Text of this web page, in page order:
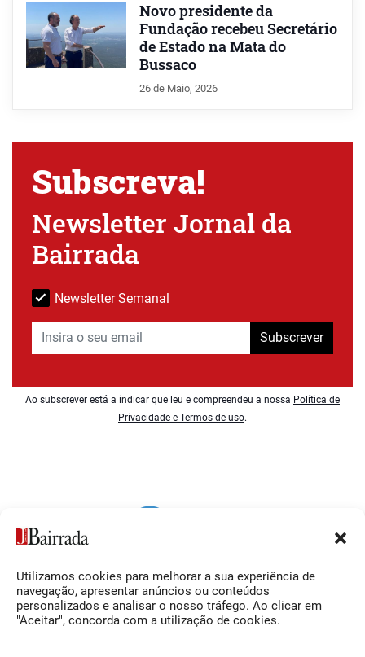
Utilizamos cookies para melhorar a sua experiência de
navegação, apresentar anúncios ou conteúdos
personalizados e analisar o nosso tráfego. Ao clicar em
"Aceitar", concorda com a utilização de cookies.
Novo presidente da
Fundação recebeu Secretário
de Estado na Mata do
Bussaco
26 de Maio, 2026
Subscreva!
Newsletter Jornal da
Bairrada
Newsletter Semanal
Subscrever
Ao subscrever está a indicar que leu e compreendeu a nossa Política de
Privacidade e Termos de uso.
Siga-nos
Facebook
O Jornal da Bairrada
Contactos